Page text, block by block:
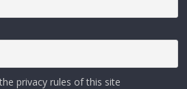
privacy rules of this site